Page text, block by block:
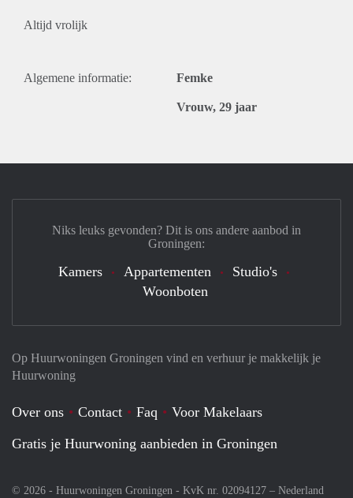
Altijd vrolijk
Algemene informatie: Femke
Vrouw, 29 jaar
Op Huurwoningen Groningen vind en verhuur je makkelijk je
Huurwoning
Over ons Contact Faq
Voor Makelaars
Gratis je Huurwoning aanbieden in Groningen
© 2026 - Huurwoningen Groningen - KvK nr. 02094127 – Nederland
Niks leuks gevonden? Dit is ons andere aanbod in
Groningen:
Kamers Appartementen
Studio's
Woonboten